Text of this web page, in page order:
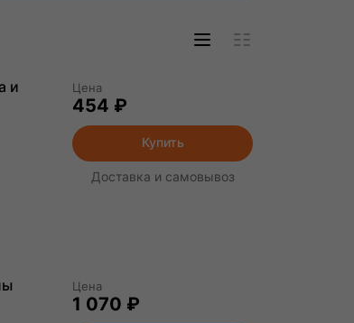
и
Цена
454 ₽
Купить
Доставка и самовывоз
Цена
1 070 ₽